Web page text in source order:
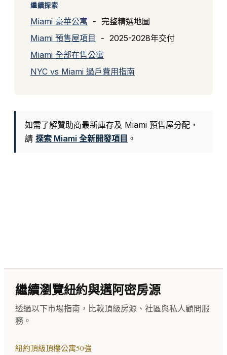
繼續探索
Miami 豪華公寓 - 完整精選地圖
Miami 預售屋項目 - 2025-2028年交付
Miami 全部在售公寓
NYC vs Miami 過戶費用指南
如需了解贊助商最新庫存及 Miami 預售屋分配，
請 探索 Miami 全新開發項目 。
繼續瀏覽紐約與邁阿密房源
透過以下市場指南，比較頂級房源、社區與私人顧問服
務。
紐約頂級頂樓公寓50強